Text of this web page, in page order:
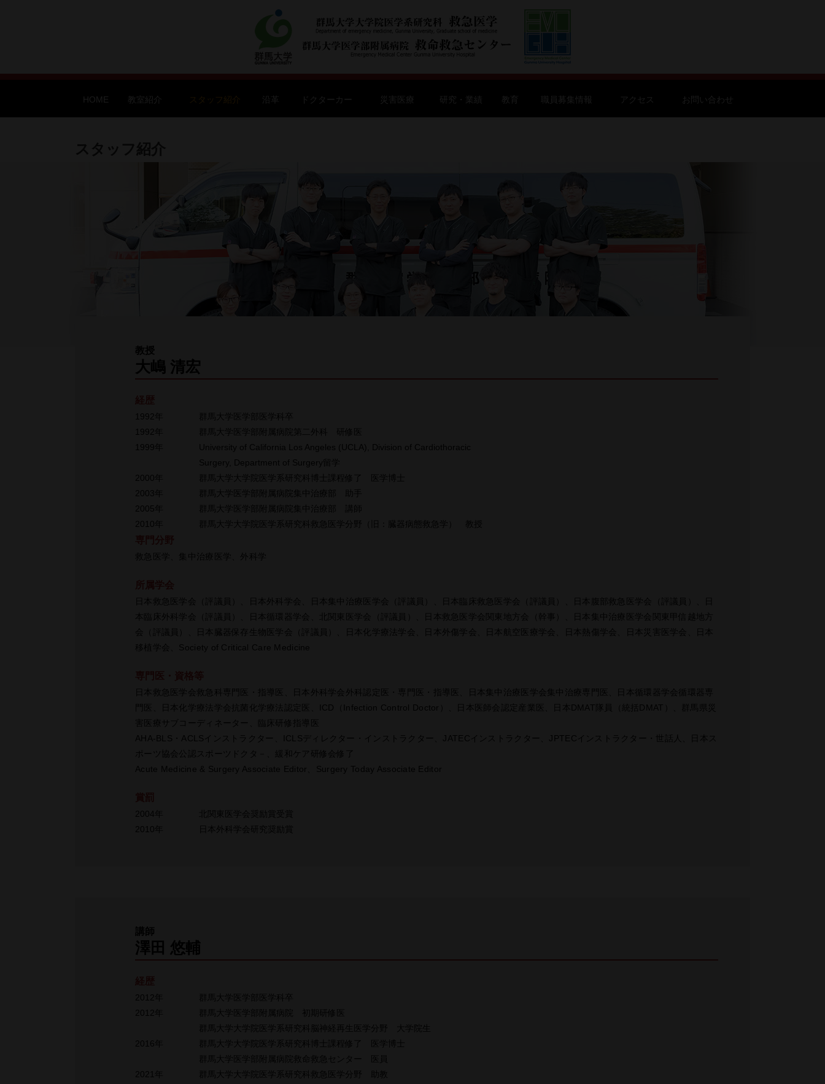
HOME 教室紹介 スタッフ紹介 沿革 ドクターカー 災害医療 研究・業績 教育 職員募集情報 アクセス お問い合わせ
教授
大嶋 清宏
1992年
群馬大学医学部医学科卒
1992年
群馬大学医学部附属病院第二外科 研修医
1999年
University of California Los Angeles (UCLA), Division of Cardiothoracic
Surgery, Department of Surgery留学
2000年
群馬大学大学院医学系研究科博士課程修了 医学博士
2003年
群馬大学医学部附属病院集中治療部 助手
2005年
群馬大学医学部附属病院集中治療部 講師
2010年
群馬大学大学院医学系研究科救急医学分野（旧：臓器病態救急学） 教授
救急医学、集中治療医学、外科学
日本救急医学会（評議員）、日本外科学会、日本集中治療医学会（評議員）、日本臨床救急医学会（評議員）、日本腹部救急医学会（評議員）、日
本臨床外科学会（評議員）、日本循環器学会、北関東医学会（評議員）、日本救急医学会関東地方会（幹事）、日本集中治療医学会関東甲信越地方
会（評議員）、日本臓器保存生物医学会（評議員）、日本化学療法学会、日本外傷学会、日本航空医療学会、日本熱傷学会、日本災害医学会、日本
移植学会、Society of Critical Care Medicine
日本救急医学会救急科専門医・指導医、日本外科学会外科認定医・専門医・指導医、日本集中治療医学会集中治療専門医、日本循環器学会循環器専
門医、日本化学療法学会抗菌化学療法認定医、ICD（Infection Control Doctor）、日本医師会認定産業医、日本DMAT隊員（統括DMAT）、群馬県災
害医療サブコーディネーター、臨床研修指導医
AHA-BLS・ACLSインストラクター、ICLSディレクター・インストラクター、JATECインストラクター、JPTECインストラクター・世話人、日本ス
ポーツ協会公認スポーツドクタ－、緩和ケア研修会修了
Acute Medicine & Surgery Associate Editor、Surgery Today Associate Editor
2004年
北関東医学会奨励賞受賞
2010年
日本外科学会研究奨励賞
講師
澤田 悠輔
2012年
群馬大学医学部医学科卒
2012年
群馬大学医学部附属病院 初期研修医
群馬大学大学院医学系研究科脳神経再生医学分野 大学院生
2016年
群馬大学大学院医学系研究科博士課程修了 医学博士
群馬大学医学部附属病院救命救急センター 医員
2021年
群馬大学大学院医学系研究科救急医学分野 助教